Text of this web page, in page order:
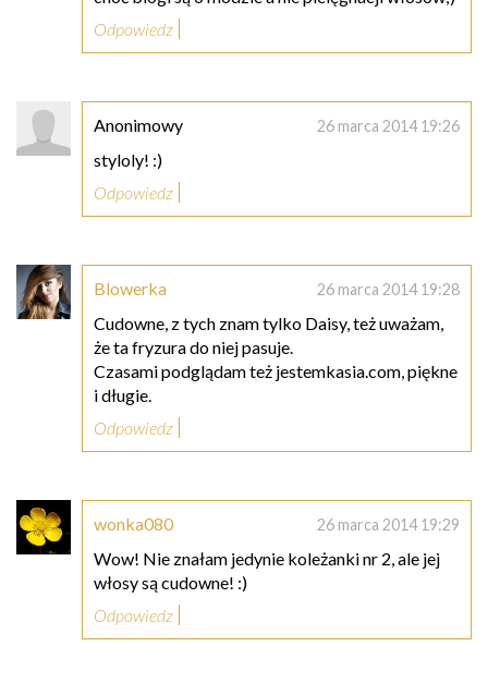
Odpowiedz
Anonimowy 26 marca 2014 19:26
styloly! :)
Odpowiedz
Blowerka 26 marca 2014 19:28
Cudowne, z tych znam tylko Daisy, też uważam,
że ta fryzura do niej pasuje.
Czasami podglądam też jestemkasia.com, piękne
i długie.
Odpowiedz
wonka080 26 marca 2014 19:29
Wow! Nie znałam jedynie koleżanki nr 2, ale jej
włosy są cudowne! :)
Odpowiedz